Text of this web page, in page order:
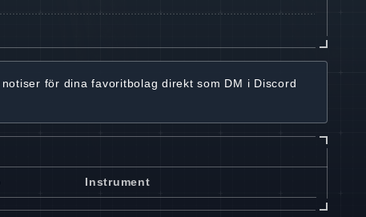
notiser för dina favoritbolag direkt som DM i Discord
Instrument